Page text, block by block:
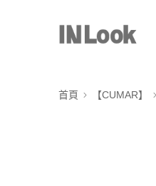
首頁 【CUMAR】